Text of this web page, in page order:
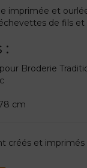
imprimée et
de fils et
:
Broderie
cm
créés et